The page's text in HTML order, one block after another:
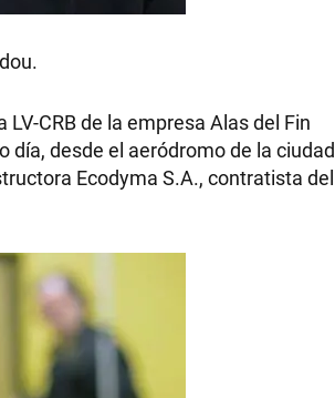
CRB de la empresa Alas del Fin
día, desde el aeródromo de la ciudad
Ecodyma S.A., contratista del